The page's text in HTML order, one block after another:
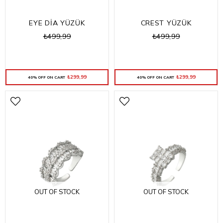
EYE DİA YÜZÜK
₺499,99
40% OFF ON CART ₺299,99
CREST YÜZÜK
₺499,99
40% OFF ON CART ₺299,99
OUT OF STOCK OUT OF STOCK